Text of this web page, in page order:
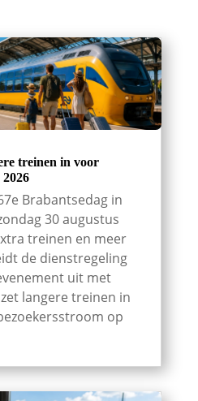
treinen in voor
Brabantsedag in
30 augustus
treinen en meer
de dienstregeling
uit met
langere treinen in
op